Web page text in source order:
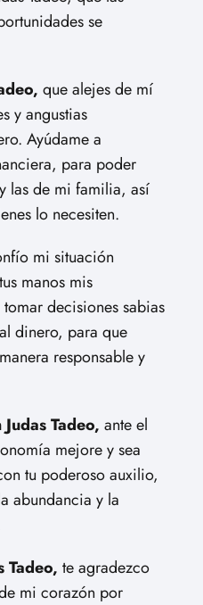
se
que alejes de mí
y angustias
Ayúdame a
para poder
las de mi familia, así
lo necesiten.
mi situación
manos mis
decisiones sabias
dinero, para que
responsable y
Tadeo, ante el
mejore y sea
tu poderoso auxilio,
abundancia y la
Tadeo, te agradezco
mi corazón por